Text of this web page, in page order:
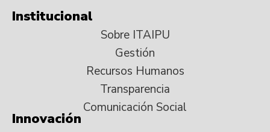
Institucional
Sobre ITAIPU
Gestión
Recursos Humanos
Transparencia
Comunicación Social
Innovación